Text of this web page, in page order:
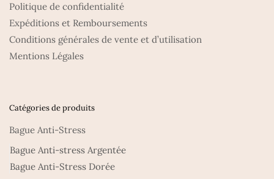
Politique de confidentialité
Expéditions et Remboursements
Conditions générales de vente et d’utilisation
Mentions Légales
Catégories de produits
Bague Anti-Stress
Bague Anti-stress Argentée
Bague Anti-Stress Dorée